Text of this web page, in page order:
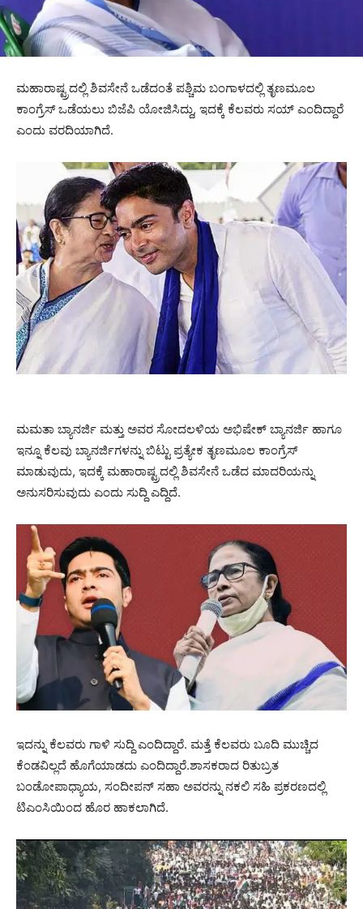
ಮಹಾರಾಷ್ಟ್ರದಲ್ಲಿ ಶಿವಸೇನೆ ಒಡೆದಂತೆ ಪಶ್ಚಿಮ ಬಂಗಾಳದಲ್ಲಿ ತೃಣಮೂಲ
ಕಾಂಗ್ರೆಸ್ ಒಡೆಯಲು ಬಿಜೆಪಿ ಯೋಜಿಸಿದ್ದು, ಇದಕ್ಕೆ ಕೆಲವರು ಸಯ್ ಎಂದಿದ್ದಾರೆ
ಎಂದು ವರದಿಯಾಗಿದೆ.
ಮಮತಾ ಬ್ಯಾನರ್ಜಿ ಮತ್ತು ಅವರ ಸೋದಲಳಿಯ ಅಭಿಷೇಕ್ ಬ್ಯಾನರ್ಜಿ ಹಾಗೂ
ಇನ್ನೂ ಕೆಲವು ಬ್ಯಾನರ್ಜಿಗಳನ್ನು ಬಿಟ್ಟು ಪ್ರತ್ಯೇಕ ತೃಣಮೂಲ ಕಾಂಗ್ರೆಸ್
ಮಾಡುವುದು, ಇದಕ್ಕೆ ಮಹಾರಾಷ್ಟ್ರದಲ್ಲಿ ಶಿವಸೇನೆ ಒಡೆದ ಮಾದರಿಯನ್ನು
ಅನುಸರಿಸುವುದು ಎಂದು ಸುದ್ದಿ ಎದ್ದಿದೆ.
ಇದನ್ನು ಕೆಲವರು ಗಾಳಿ ಸುದ್ದಿ ಎಂದಿದ್ದಾರೆ. ಮತ್ತೆ ಕೆಲವರು ಬೂದಿ ಮುಚ್ಚಿದ
ಕೆಂಡವಿಲ್ಲದೆ ಹೊಗೆಯಾಡದು ಎಂದಿದ್ದಾರೆ.ಶಾಸಕರಾದ ರಿತುಬ್ರತ
ಬಂಡೋಪಾಧ್ಯಾಯ, ಸಂದೀಪನ್ ಸಹಾ ಅವರನ್ನು ನಕಲಿ ಸಹಿ ಪ್ರಕರಣದಲ್ಲಿ
ಟಿಎಂಸಿಯಿಂದ ಹೊರ ಹಾಕಲಾಗಿದೆ.